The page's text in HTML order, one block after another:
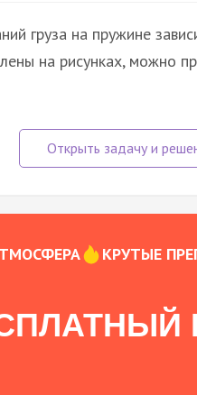
груза на пружине
на рисунках, можно
КРУТЫЕ